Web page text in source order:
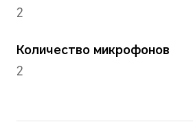
емкость) литий-